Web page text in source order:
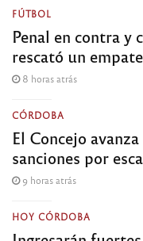
FÚTBOL
Penal en contra y
rescató un
8 horas atrás
CÓRDOBA
El Concejo
sanciones por
9 horas atrás
HOY CÓRDOBA